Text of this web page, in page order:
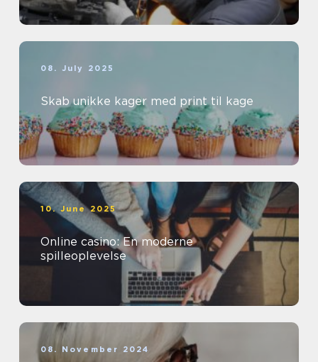
08. July 2025
Skab unikke kager med print til kage
10. June 2025
Online casino: En moderne
spilleoplevelse
08. November 2024